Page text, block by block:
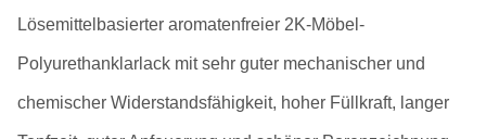
Lösemittelbasierter aromatenfreier 2K-Möbel-
Polyurethanklarlack mit sehr guter mechanischer und
chemischer Widerstandsfähigkeit, hoher Füllkraft, langer